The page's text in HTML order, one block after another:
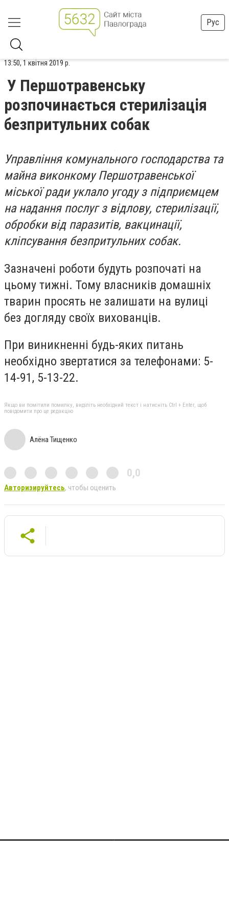
Рус
13:50, 1 квітня 2019 р.
У Першотравенську
розпочинається стерилізація
безпритульних собак
Управління комунального господарства та
майна виконкому Першотравенської
міської ради уклало угоду з підприємцем
на надання послуг з відлову, стерилізації,
обробки від паразитів, вакцинації,
кліпсування безпритульних собак.
Зазначені роботи будуть розпочаті на
цьому тижні. Тому власників домашніх
тварин просять не залишати на вулиці
без догляду своїх вихованців.
При виникненні будь-яких питань
необхідно звертатися за телефонами: 5-
14-91, 5-13-22.
Якщо ви помітили помилку, виділіть необхідний текст і натисніть Ctrl + Enter, щоб
повідомити про це редакцію
Алёна Тищенко
0,0
Авторизируйтесь, чтобы оценить